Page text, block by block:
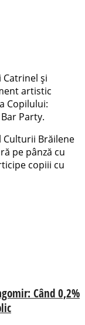
Catrinel și
artistic
Copilului:
Party.
Culturii Brăilene
pe pânză cu
copiii cu
Când 0,2%